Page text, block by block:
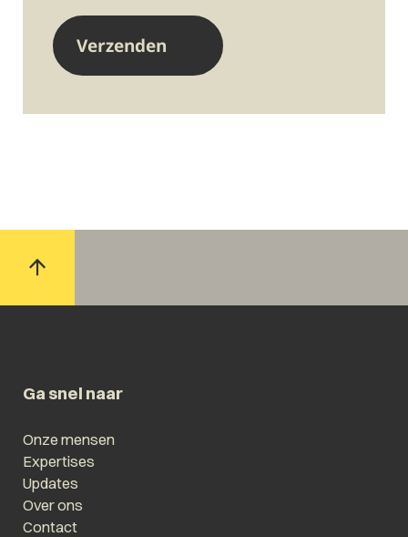
Ga snel naar
Onze mensen
Expertises
Updates
Over ons
Contact